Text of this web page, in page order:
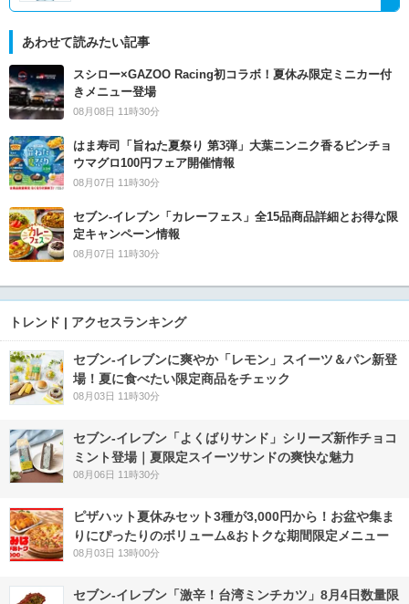
あわせて読みたい記事
スシロー×GAZOO Racing初コラボ！夏休み限定ミニカー付
きメニュー登場
08月08日 11時30分
はま寿司「旨ねた夏祭り 第3弾」大葉ニンニク香るビンチョ
ウマグロ100円フェア開催情報
08月07日 11時30分
セブン‐イレブン「カレーフェス」全15品商品詳細とお得な限
定キャンペーン情報
08月07日 11時30分
トレンド | アクセスランキング
セブン‐イレブンに爽やか「レモン」スイーツ＆パン新登
場！夏に食べたい限定商品をチェック
08月03日 11時30分
セブン‐イレブン「よくばりサンド」シリーズ新作チョコ
ミント登場｜夏限定スイーツサンドの爽快な魅力
08月06日 11時30分
ピザハット夏休みセット3種が3,000円から！お盆や集ま
りにぴったりのボリューム&おトクな期間限定メニュー
08月03日 13時00分
セブン-イレブン「激辛！台湾ミンチカツ」8月4日数量限